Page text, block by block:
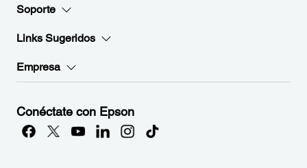
Soporte
Links Sugeridos
Empresa
Conéctate con Epson